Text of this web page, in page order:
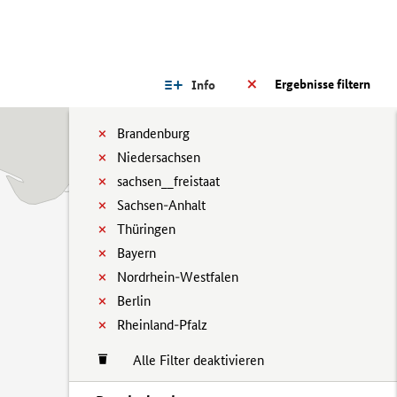
Ergebnisse filtern
Info
Brandenburg
Niedersachsen
sachsen__freistaat
Sachsen-Anhalt
Thüringen
Bayern
Nordrhein-Westfalen
Berlin
Rheinland-Pfalz
Alle Filter deaktivieren